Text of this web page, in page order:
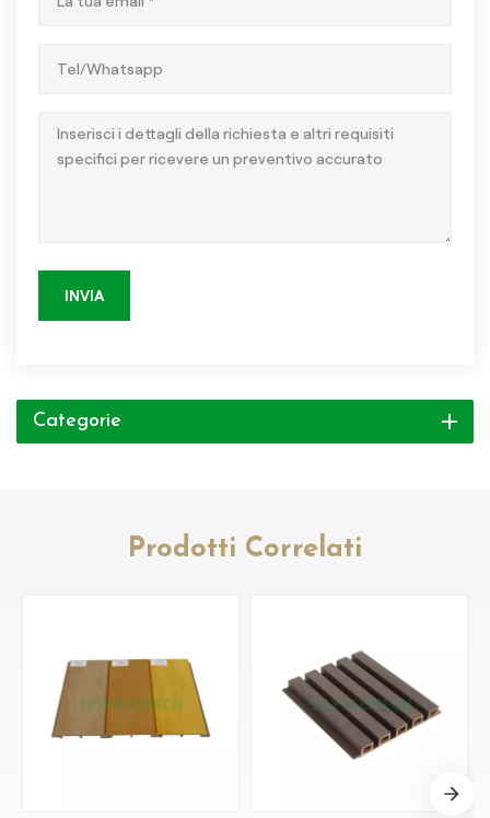
INVIA
Categorie
Prodotti Correlati